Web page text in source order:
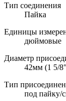
Тип соединения
Пайка
Единицы
дюймовые
Диаметр
42мм (1 5/
Тип
под пайку/